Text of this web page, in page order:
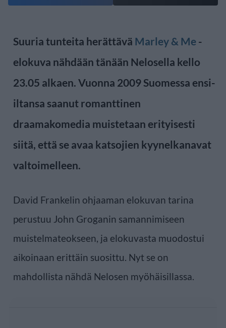
Suuria tunteita herättävä Marley & Me -
elokuva nähdään tänään Nelosella kello
23.05 alkaen. Vuonna 2009 Suomessa ensi-
iltansa saanut romanttinen
draamakomedia muistetaan erityisesti
siitä, että se avaa katsojien kyynelkanavat
valtoimelleen.
David Frankelin ohjaaman elokuvan tarina
perustuu John Groganin samannimiseen
muistelmateokseen, ja elokuvasta muodostui
aikoinaan erittäin suosittu. Nyt se on
mahdollista nähdä Nelosen myöhäisillassa.